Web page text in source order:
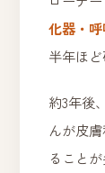
化器・
半年ほ
約3年後
んが皮
ること